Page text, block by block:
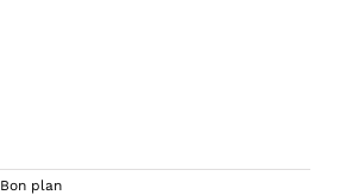
Bon plan